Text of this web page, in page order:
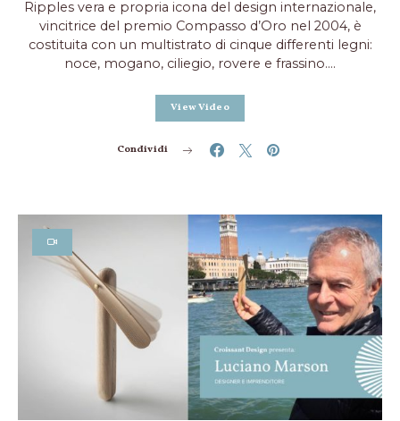
Ripples vera e propria icona del design internazionale,
vincitrice del premio Compasso d’Oro nel 2004, è
costituita con un multistrato di cinque differenti legni:
noce, mogano, ciliegio, rovere e frassino.…
View Video
Condividi